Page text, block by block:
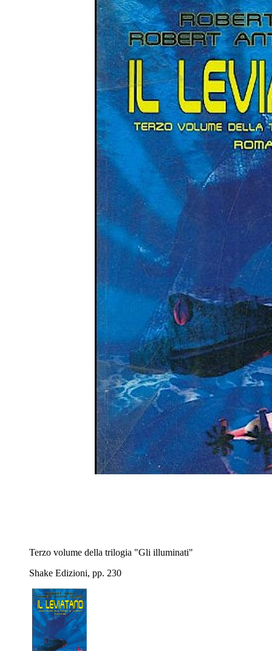
Terzo volume della trilogia "Gli illuminati"
Shake Edizioni, pp. 230